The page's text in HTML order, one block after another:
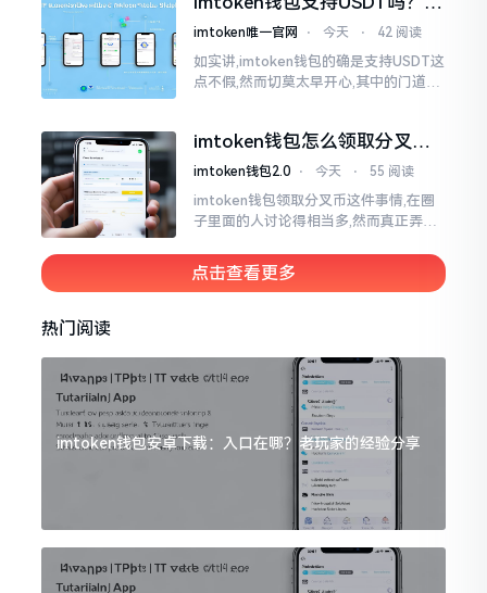
账提现全攻略
imtoken唯一官网 ⋅ 今天 ⋅ 42 阅读
如实讲,imtoken钱包的确是支持USDT这
点不假,然而切莫太早开心,其中的门道是
费高得主子心疼
imtoken钱包怎么领取分叉
币？老手教你避坑
imtoken钱包2.0 ⋅ 今天 ⋅ 55 阅读
imtoken钱包领取分叉币这件事情,在圈
子里面的人讨论得相当多,然而真正弄明
从原链fork出来的新的币种
点击查看更多
热门阅读
imtoken钱包安卓下载：入口在哪？老玩家的经验分享